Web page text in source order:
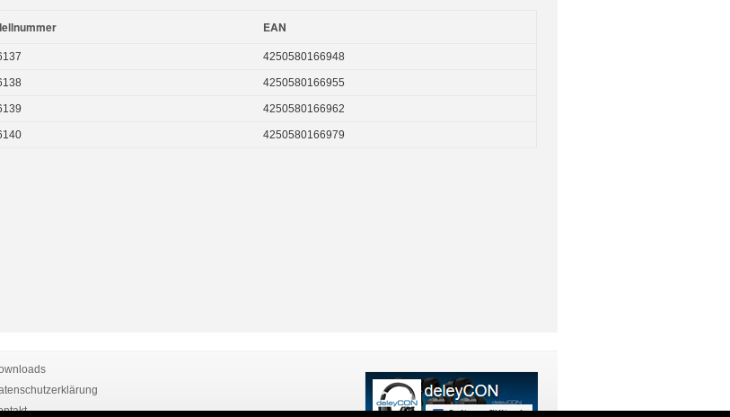
EAN
4250580166948
4250580166955
4250580166962
4250580166979